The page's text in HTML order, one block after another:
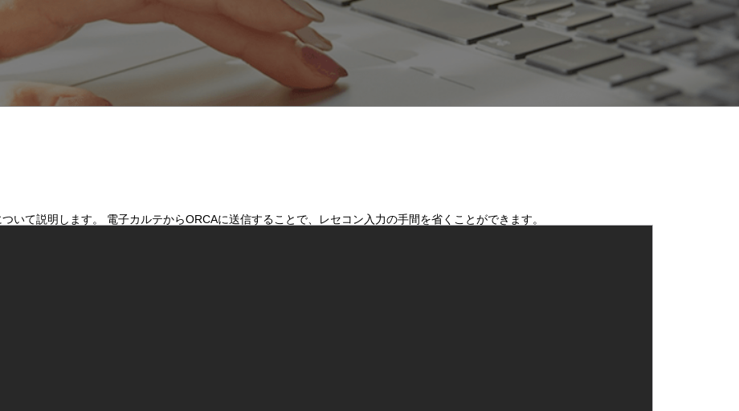
いて説明します。 電子カルテからORCAに送信することで、レセコン入力の手間を省くことができます。